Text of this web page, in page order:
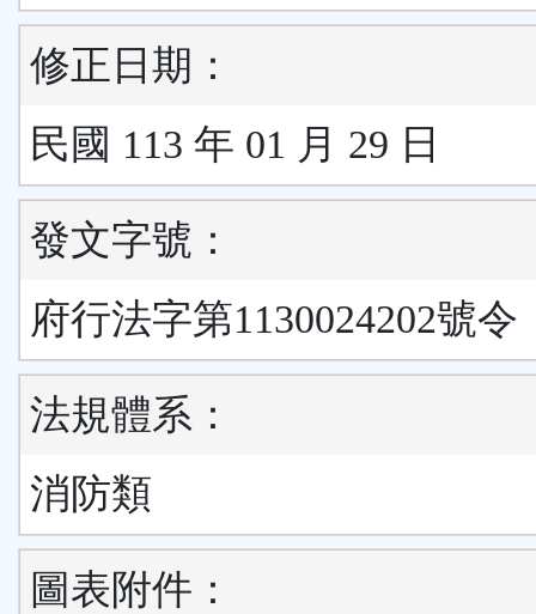
修正日期：
民國 113 年 01 月 29 日
發文字號：
府行法字第1130024202號令
法規體系：
消防類
圖表附件：